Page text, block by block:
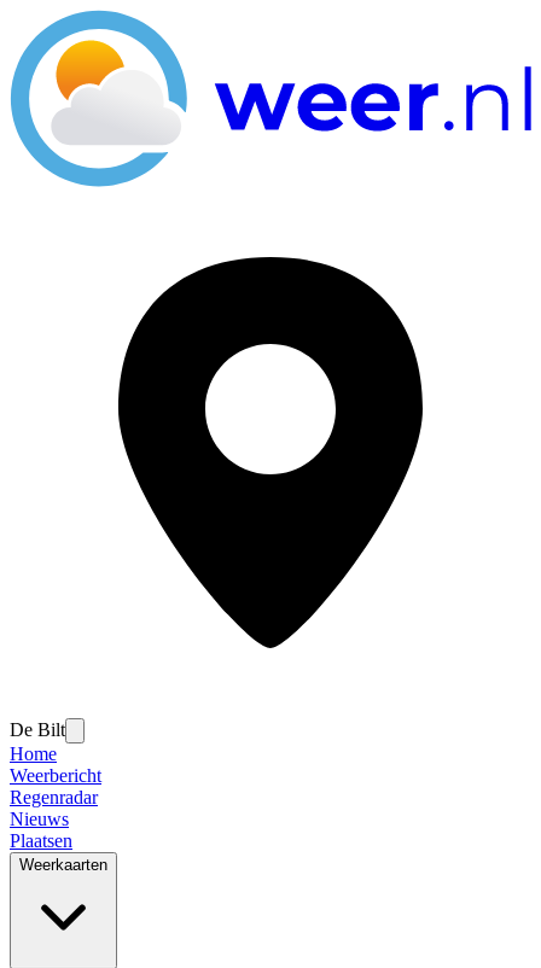
De Bilt
Home
Weerbericht
Regenradar
Nieuws
Plaatsen
Weerkaarten